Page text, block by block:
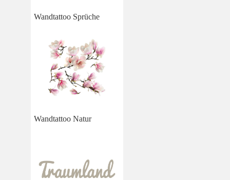
Wandtattoo Sprüche
Wandtattoo Natur